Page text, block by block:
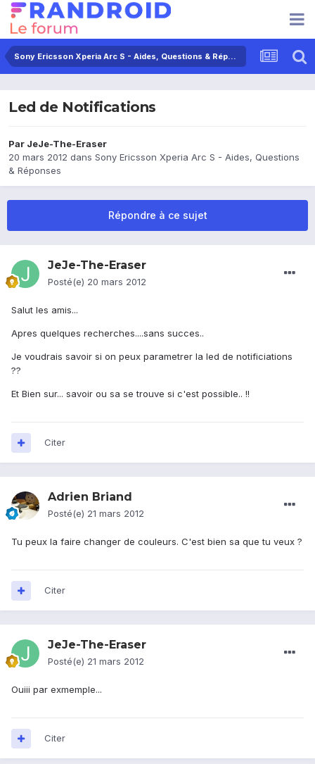
Sony Ericsson Xperia Arc S - Aides, Questions & Réponses
Led de Notifications
Par JeJe-The-Eraser
20 mars 2012 dans Sony Ericsson Xperia Arc S - Aides, Questions
& Réponses
Répondre à ce sujet
JeJe-The-Eraser
Posté(e) 20 mars 2012
Salut les amis...
Apres quelques recherches....sans succes..
Je voudrais savoir si on peux parametrer la led de notificiations
??
Et Bien sur... savoir ou sa se trouve si c'est possible.. !!
Citer
Adrien Briand
Posté(e) 21 mars 2012
Tu peux la faire changer de couleurs. C'est bien sa que tu veux ?
Citer
JeJe-The-Eraser
Posté(e) 21 mars 2012
Ouiii par exmemple...
Citer